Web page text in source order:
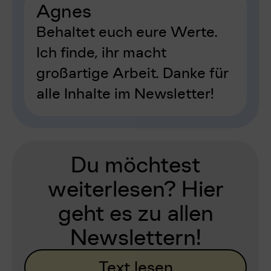
Agnes
Behaltet euch eure Werte.
Ich finde, ihr macht
großartige Arbeit. Danke für
alle Inhalte im Newsletter!
Du möchtest
weiterlesen? Hier
geht es zu allen
Newslettern!